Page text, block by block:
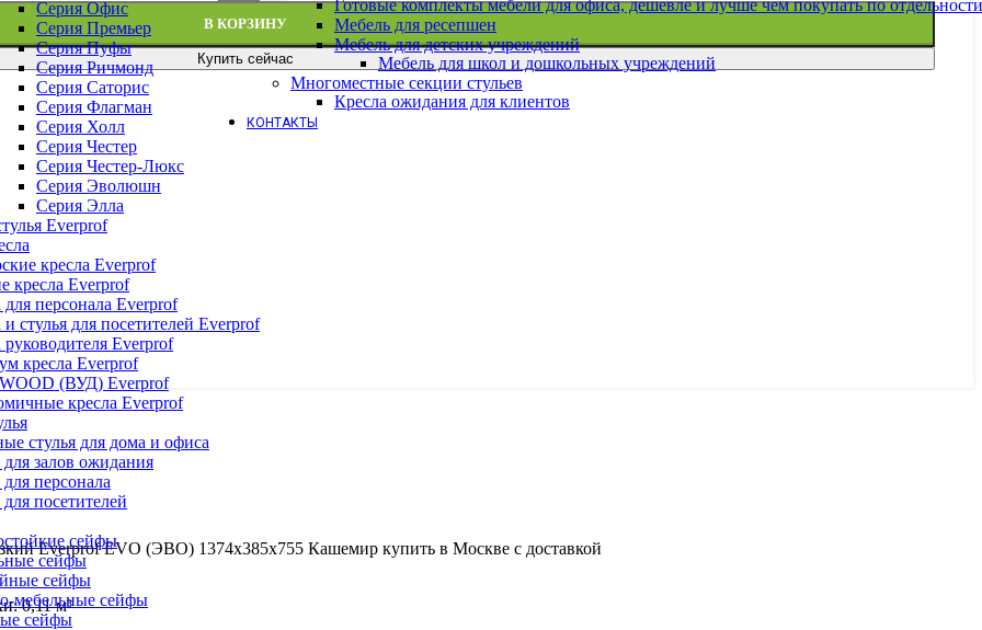
Готовые комплекты мебели для офиса, дешевле и лучше чем покупать по отдельности
Мебель для ресепшен
Мебель для детских учреждений
Мебель для школ и дошкольных учреждений
Многоместные секции стульев
Кресла ожидания для клиентов
КОНТАКТЫ
Серия Офис
Серия Премьер
Серия Пуфы
Серия Ричмонд
Серия Саторис
Серия Флагман
Серия Холл
Серия Честер
Серия Честер-Люкс
Серия Эволюшн
Серия Элла
Everprof
кресла Everprof
кресла Everprof
для персонала Everprof
и стулья для посетителей Everprof
руководителя Everprof
кресла Everprof
(ВУД) Everprof
кресла Everprof
стулья для дома и офиса
для залов ожидания
персонала
посетителей
сейфы
сейфы
сейфы
мебельные сейфы
сейфы
В КОРЗИНУ
Купить сейчас
Everprof EVO (ЭВО) 1374х385х755 Кашемир купить в Москве с доставкой
0,11 м³